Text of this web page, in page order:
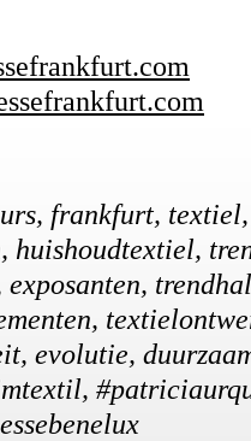
frankfurt,
huishoudtextiel,
exposanten,
evolutie,